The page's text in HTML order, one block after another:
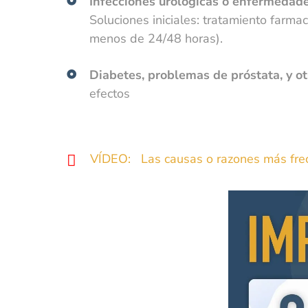
Soluciones iniciales: tratamiento
menos de 24/48 horas).
Diabetes, problemas de próstata, y
efectos
VÍDEO: Las causas o razones más